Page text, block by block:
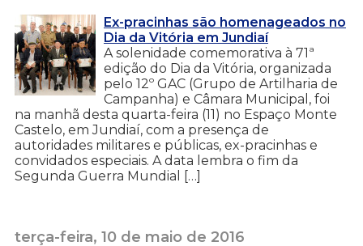
Ex-pracinhas são homenageados no
Dia da Vitória em Jundiaí
A solenidade comemorativa à 71ª
edição do Dia da Vitória, organizada
pelo 12º GAC (Grupo de Artilharia de
Campanha) e Câmara Municipal, foi
na manhã desta quarta-feira (11) no Espaço Monte
Castelo, em Jundiaí, com a presença de
autoridades militares e públicas, ex-pracinhas e
convidados especiais. A data lembra o fim da
Segunda Guerra Mundial […]
terça-feira, 10 de maio de 2016